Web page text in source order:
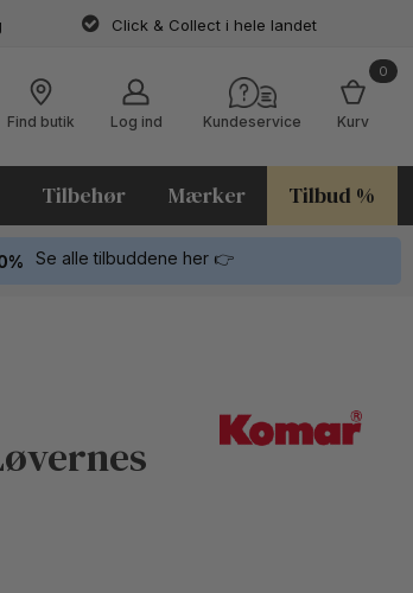
Click & Collect i hele landet
Find butik Log ind Kundeservice
0
Kurv
Tilbehør Mærker Tilbud %
Se alle tilbuddene her 👉